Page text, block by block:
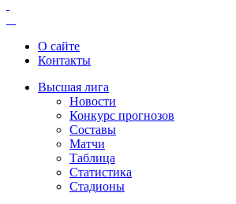
О сайте
Контакты
Высшая лига
Новости
Конкурс прогнозов
Составы
Матчи
Таблица
Статистика
Стадионы